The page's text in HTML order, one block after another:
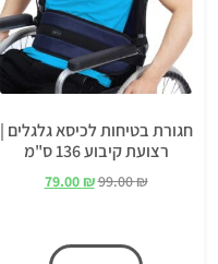
חגורת בטיחות לכיסא גלגלים |
רצועת קיבוע 136 ס"מ
99.00₪
79.00₪